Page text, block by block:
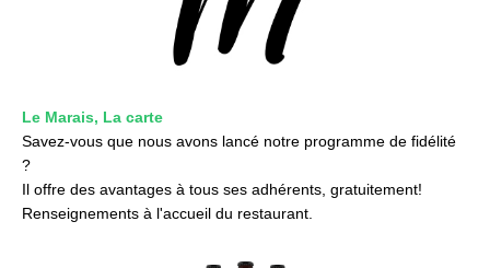
Le Marais, La carte
Savez-vous que nous avons lancé notre programme de fidélité
?
Il offre des avantages à tous ses adhérents, gratuitement!
Renseignements à l'accueil du restaurant.